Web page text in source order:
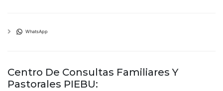
WhatsApp
Centro De Consultas Familiares Y
Pastorales PIEBU: